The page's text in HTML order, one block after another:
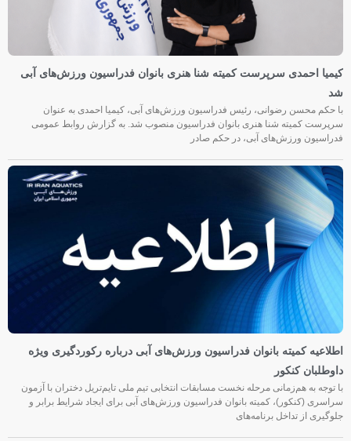
کیمیا احمدی سرپرست کمیته شنا هنری بانوان فدراسیون ورزش‌های آبی
شد
با حکم محسن رضوانی، رئیس فدراسیون ورزش‌های آبی، کیمیا احمدی به عنوان
سرپرست کمیته شنا هنری بانوان فدراسیون منصوب شد. به گزارش روابط عمومی
فدراسیون ورزش‌های آبی، در حکم صادر
اطلاعیه کمیته بانوان فدراسیون ورزش‌های آبی درباره رکوردگیری ویژه
داوطلبان کنکور
با توجه به هم‌زمانی مرحله نخست مسابقات انتخابی تیم ملی تایم‌تریل دختران با آزمون
سراسری (کنکور)، کمیته بانوان فدراسیون ورزش‌های آبی برای ایجاد شرایط برابر و
جلوگیری از تداخل برنامه‌های